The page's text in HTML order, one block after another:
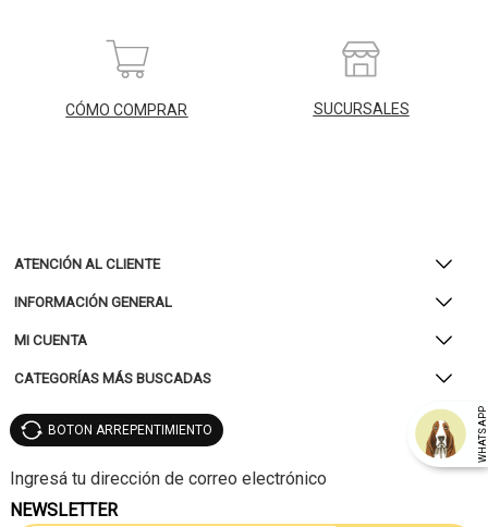
CÓMO COMPRAR SUCURSALES
ATENCIÓN AL CLIENTE
INFORMACIÓN GENERAL
MI CUENTA
CATEGORÍAS MÁS BUSCADAS
WHATSAPP
BOTON ARREPENTIMIENTO
NEWSLETTER